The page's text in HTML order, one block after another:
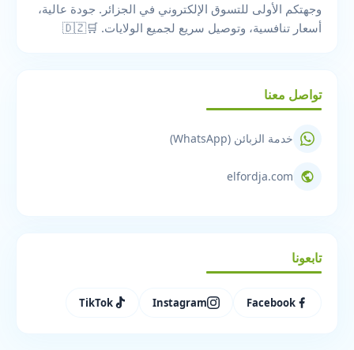
وجهتكم الأولى للتسوق الإلكتروني في الجزائر. جودة عالية،
أسعار تنافسية، وتوصيل سريع لجميع الولايات. 🛒🇩🇿
تواصل معنا
خدمة الزبائن (WhatsApp)
elfordja.com
تابعونا
Facebook
Instagram
TikTok